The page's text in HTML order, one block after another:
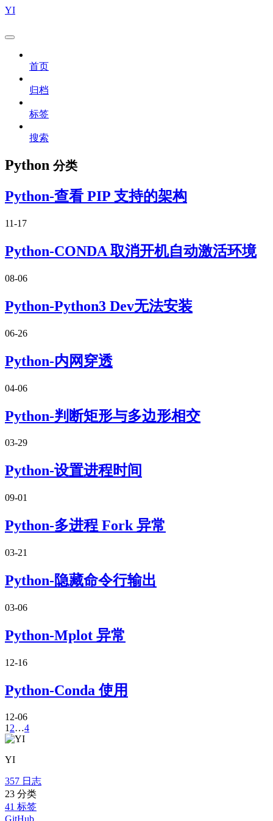
YI
首页
归档
标签
搜索
Python 分类
Python-查看 PIP 支持的架构
11-17
Python-CONDA 取消开机自动激活环境
08-06
Python-Python3 Dev无法安装
06-26
Python-内网穿透
04-06
Python-判断矩形与多边形相交
03-29
Python-设置进程时间
09-01
Python-多进程 Fork 异常
03-21
Python-隐藏命令行输出
03-06
Python-Mplot 异常
12-16
Python-Conda 使用
12-06
12…4
YI
357 日志
23 分类
41 标签